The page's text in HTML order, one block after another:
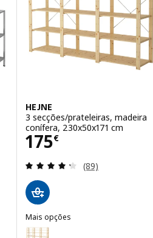
de 5 estrelas. Total de
HEJNE
3 secções/prateleiras, madeira
conífera, 230x50x171 cm
175€
Preço 175€
Avaliação: 4.3
(89)
Mais opções
HEJNE
Opção: HEJNE, 3 secções/